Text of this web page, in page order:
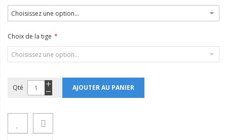
Choix de la tige
Qté AJOUTER AU PANIER